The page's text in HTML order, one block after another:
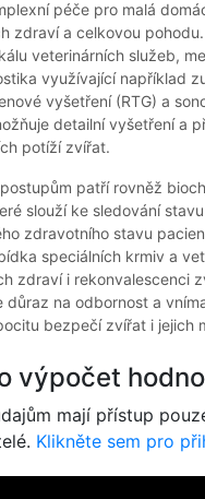
péče pro malá
zdraví a celkovou
veterinárních služeb,
využívající například
vyšetření (RTG) a
detailní vyšetření a
potíží zvířat.
patří rovněž
slouží ke sledování
zdravotního stavu
speciálních krmiv a
zdraví i rekonvalescenci
důraz na odbornost a
bezpečí zvířat i jejich
výpočet
mají přístup
Klikněte sem pro